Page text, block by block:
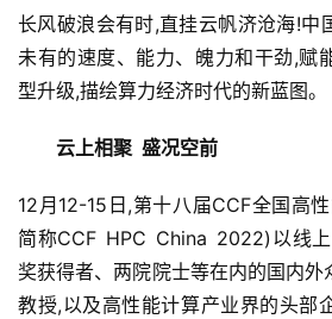
长风破浪会有时,直挂云帆济沧海!中
未有的速度、能力、魄力和干劲,赋
型升级,描绘算力经济时代的新蓝图。
云上相聚 盛况空前
12月12-15日,第十八届CCF全国高
简称CCF HPC China 2022)以线
奖获得者、两院院士等在内的国内外
教授,以及高性能计算产业界的头部